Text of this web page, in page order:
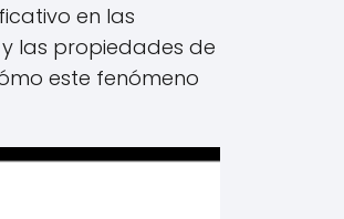
en las
las propiedades de
este fenómeno